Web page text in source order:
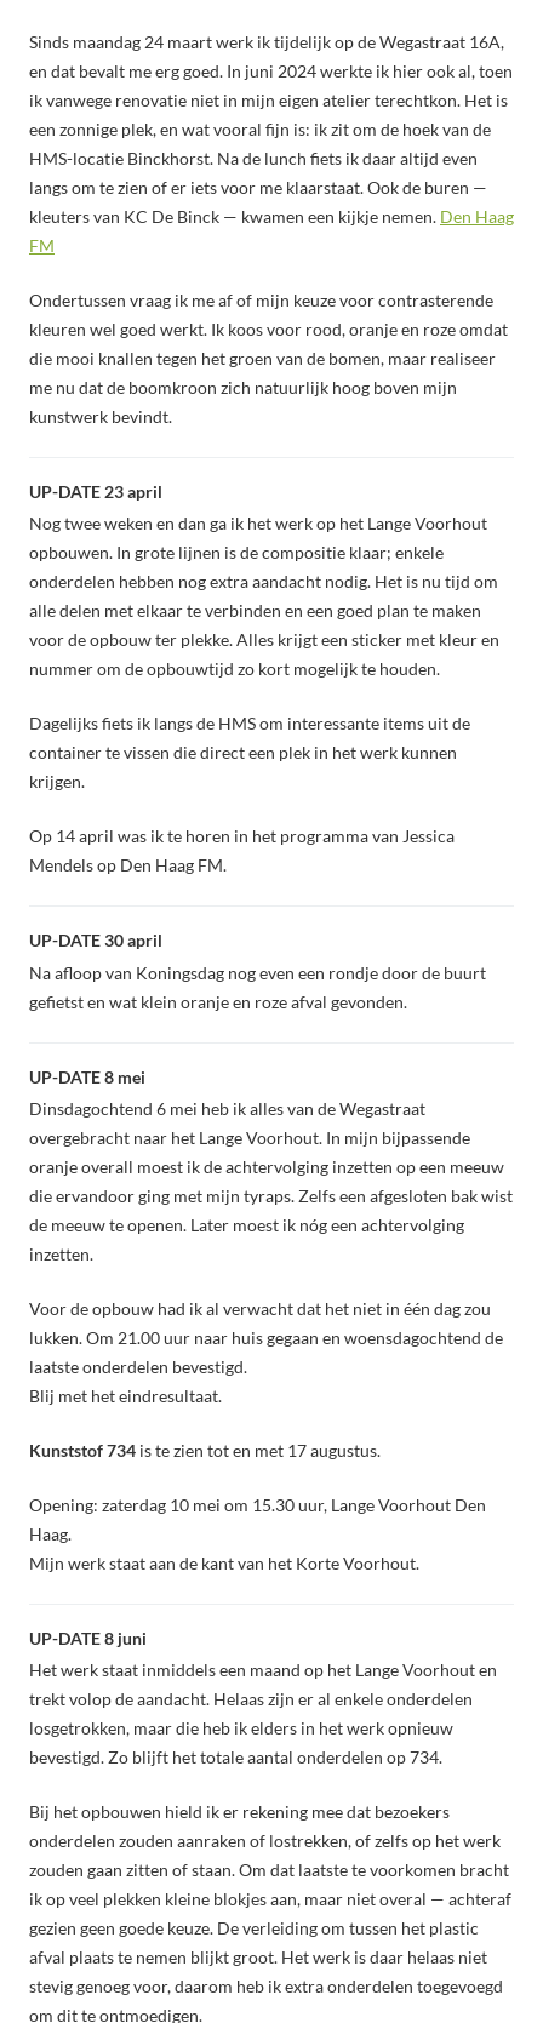
Sinds maandag 24 maart werk ik tijdelijk op de Wegastraat 16A,
en dat bevalt me erg goed. In juni 2024 werkte ik hier ook al, toen
ik vanwege renovatie niet in mijn eigen atelier terechtkon. Het is
een zonnige plek, en wat vooral fijn is: ik zit om de hoek van de
HMS-locatie Binckhorst. Na de lunch fiets ik daar altijd even
langs om te zien of er iets voor me klaarstaat. Ook de buren —
kleuters van KC De Binck — kwamen een kijkje nemen. Den Haag
FM
Ondertussen vraag ik me af of mijn keuze voor contrasterende
kleuren wel goed werkt. Ik koos voor rood, oranje en roze omdat
die mooi knallen tegen het groen van de bomen, maar realiseer
me nu dat de boomkroon zich natuurlijk hoog boven mijn
kunstwerk bevindt.
UP-DATE 23 april
Nog twee weken en dan ga ik het werk op het Lange Voorhout
opbouwen. In grote lijnen is de compositie klaar; enkele
onderdelen hebben nog extra aandacht nodig. Het is nu tijd om
alle delen met elkaar te verbinden en een goed plan te maken
voor de opbouw ter plekke. Alles krijgt een sticker met kleur en
nummer om de opbouwtijd zo kort mogelijk te houden.
Dagelijks fiets ik langs de HMS om interessante items uit de
container te vissen die direct een plek in het werk kunnen
krijgen.
Op 14 april was ik te horen in het programma van Jessica
Mendels op Den Haag FM.
UP-DATE 30 april
Na afloop van Koningsdag nog even een rondje door de buurt
gefietst en wat klein oranje en roze afval gevonden.
UP-DATE 8 mei
Dinsdagochtend 6 mei heb ik alles van de Wegastraat
overgebracht naar het Lange Voorhout. In mijn bijpassende
oranje overall moest ik de achtervolging inzetten op een meeuw
die ervandoor ging met mijn tyraps. Zelfs een afgesloten bak wist
de meeuw te openen. Later moest ik nóg een achtervolging
inzetten.
Voor de opbouw had ik al verwacht dat het niet in één dag zou
lukken. Om 21.00 uur naar huis gegaan en woensdagochtend de
laatste onderdelen bevestigd.
Blij met het eindresultaat.
Kunststof 734 is te zien tot en met 17 augustus.
Opening: zaterdag 10 mei om 15.30 uur, Lange Voorhout Den
Haag.
Mijn werk staat aan de kant van het Korte Voorhout.
UP-DATE 8 juni
Het werk staat inmiddels een maand op het Lange Voorhout en
trekt volop de aandacht. Helaas zijn er al enkele onderdelen
losgetrokken, maar die heb ik elders in het werk opnieuw
bevestigd. Zo blijft het totale aantal onderdelen op 734.
Bij het opbouwen hield ik er rekening mee dat bezoekers
onderdelen zouden aanraken of lostrekken, of zelfs op het werk
zouden gaan zitten of staan. Om dat laatste te voorkomen bracht
ik op veel plekken kleine blokjes aan, maar niet overal — achteraf
gezien geen goede keuze. De verleiding om tussen het plastic
afval plaats te nemen blijkt groot. Het werk is daar helaas niet
stevig genoeg voor, daarom heb ik extra onderdelen toegevoegd
om dit te ontmoedigen.